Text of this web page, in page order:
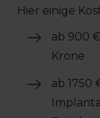
Hier einige
ab 900
Krone
ab 1750